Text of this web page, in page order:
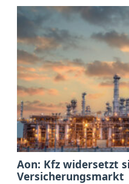
Aon: Kfz widersetzt
Versicherungsmarkt